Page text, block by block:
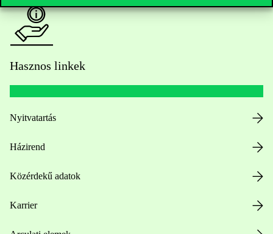
Hasznos linkek
Nyitvatartás
Házirend
Közérdekű adatok
Karrier